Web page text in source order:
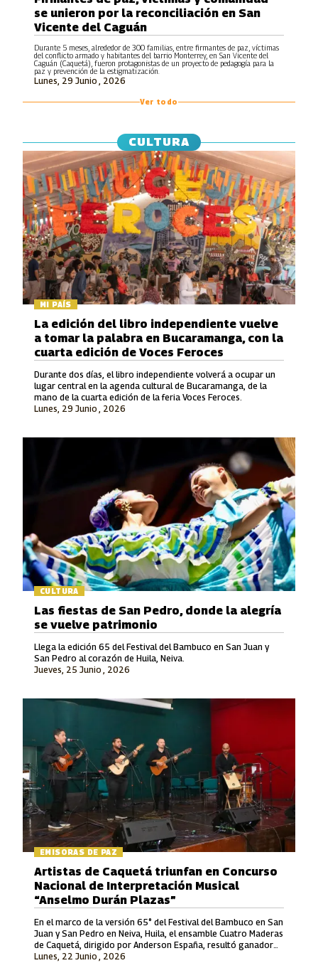
Lunes, 29 Junio , 2026
se unieron por la reconciliación en San
Vicente del Caguán
Durante 5 meses, alrededor de 300 familias, entre firmantes de paz, víctimas
del conflicto armado y habitantes del barrio Monterrey, en San Vicente del
Caguán (Caquetá), fueron protagonistas de un proyecto de pedagogía para la
paz y prevención de la estigmatización.
Ver todo
CULTURA
MI PAÍS
Durante dos días, el libro independiente volverá a ocupar un
lugar central en la agenda cultural de Bucaramanga, de la
mano de la cuarta edición de la feria Voces Feroces.
Lunes, 29 Junio , 2026
La edición del libro independiente vuelve
a tomar la palabra en Bucaramanga, con la
cuarta edición de Voces Feroces
CULTURA
Jueves, 25 Junio , 2026
Las fiestas de San Pedro, donde la alegría
se vuelve patrimonio
Llega la edición 65 del Festival del Bambuco en San Juan y
San Pedro al corazón de Huila, Neiva.
EMISORAS DE PAZ
Lunes, 22 Junio , 2026
Artistas de Caquetá triunfan en Concurso
Nacional de Interpretación Musical
“Anselmo Durán Plazas”
En el marco de la versión 65° del Festival del Bambuco en San
Juan y San Pedro en Neiva, Huila, el ensamble Cuatro Maderas
de Caquetá, dirigido por Anderson España, resultó ganador
en la Modalidad Vocal.